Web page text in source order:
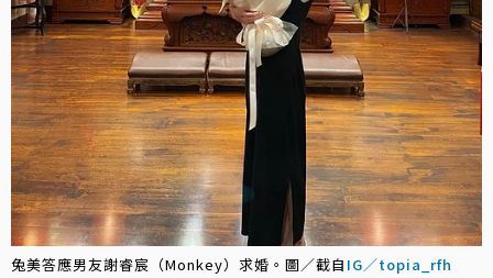
兔美答應男友謝睿宸（Monkey）求婚。圖／截自 IG／topia_rfh